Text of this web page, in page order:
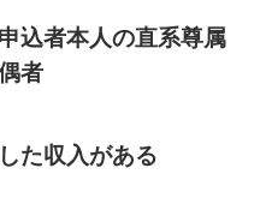
込者本人の直系尊属
者
た収入がある